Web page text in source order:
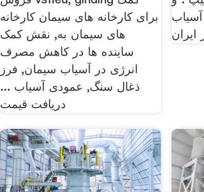
برای کارخانه های سیمان کارخانه
های سیمان به, نقش کمک
ساینده ها در کاهش مصرف
انرژی در آسیاب سیمان, فرز
ذغال سنگ, عمودی آسیاب ...
دریافت قیمت